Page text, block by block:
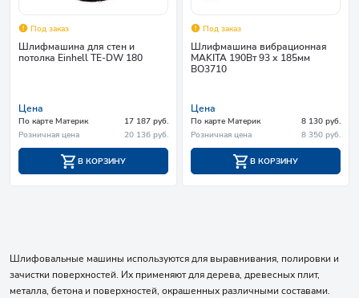
Под заказ
Шлифмашина для стен и
потолка Einhell TE-DW 180
Цена
По карте Материк
17 187 руб.
Розничная цена
20 136 руб.
В КОРЗИНУ
Под заказ
Шлифмашина вибрационная
MAKITA 190Вт 93 х 185мм
BO3710
Цена
По карте Материк
8 130 руб.
Розничная цена
8 350 руб.
В КОРЗИНУ
Шлифовальные машины используются для выравнивания, полировки и
зачистки поверхностей. Их применяют для дерева, древесных плит,
металла, бетона и поверхностей, окрашенных различными составами.